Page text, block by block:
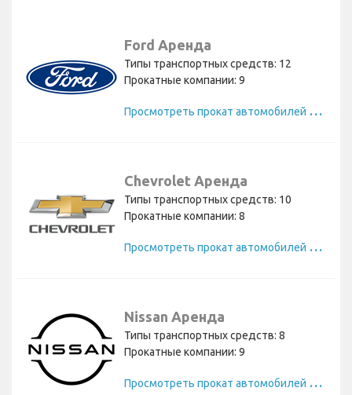
Ford Аренда
Типы транспортных средств: 12
Прокатные компании: 9
П
росмотреть прокат автомобилей Ford
Chevrolet Аренда
Типы транспортных средств: 10
Прокатные компании: 8
П
росмотреть прокат автомобилей Chevrolet
Nissan Аренда
Типы транспортных средств: 8
Прокатные компании: 9
П
росмотреть прокат автомобилей Nissan